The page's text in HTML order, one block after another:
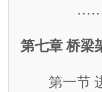
第七章 桥梁
第一节